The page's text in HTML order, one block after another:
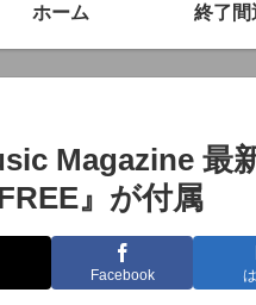
ホーム 終了間
Magazine 最
』が付属
Facebook